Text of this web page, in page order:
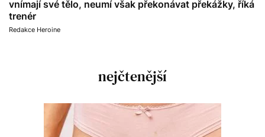
vnímají své tělo, neumí však překonávat překážky, říká
trenér
Redakce Heroine
nejčtenější